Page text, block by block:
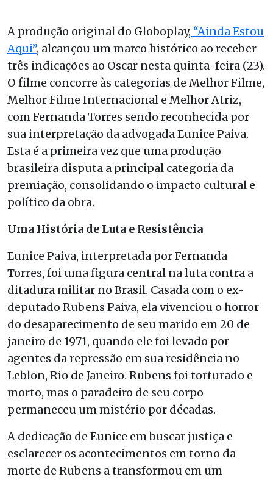
A produção original do Globoplay, “Ainda Estou
Aqui”, alcançou um marco histórico ao receber
três indicações ao Oscar nesta quinta-feira (23).
O filme concorre às categorias de Melhor Filme,
Melhor Filme Internacional e Melhor Atriz,
com Fernanda Torres sendo reconhecida por
sua interpretação da advogada Eunice Paiva.
Esta é a primeira vez que uma produção
brasileira disputa a principal categoria da
premiação, consolidando o impacto cultural e
político da obra.
Uma História de Luta e Resistência
Eunice Paiva, interpretada por Fernanda
Torres, foi uma figura central na luta contra a
ditadura militar no Brasil. Casada com o ex-
deputado Rubens Paiva, ela vivenciou o horror
do desaparecimento de seu marido em 20 de
janeiro de 1971, quando ele foi levado por
agentes da repressão em sua residência no
Leblon, Rio de Janeiro. Rubens foi torturado e
morto, mas o paradeiro de seu corpo
permaneceu um mistério por décadas.
A dedicação de Eunice em buscar justiça e
esclarecer os acontecimentos em torno da
morte de Rubens a transformou em um